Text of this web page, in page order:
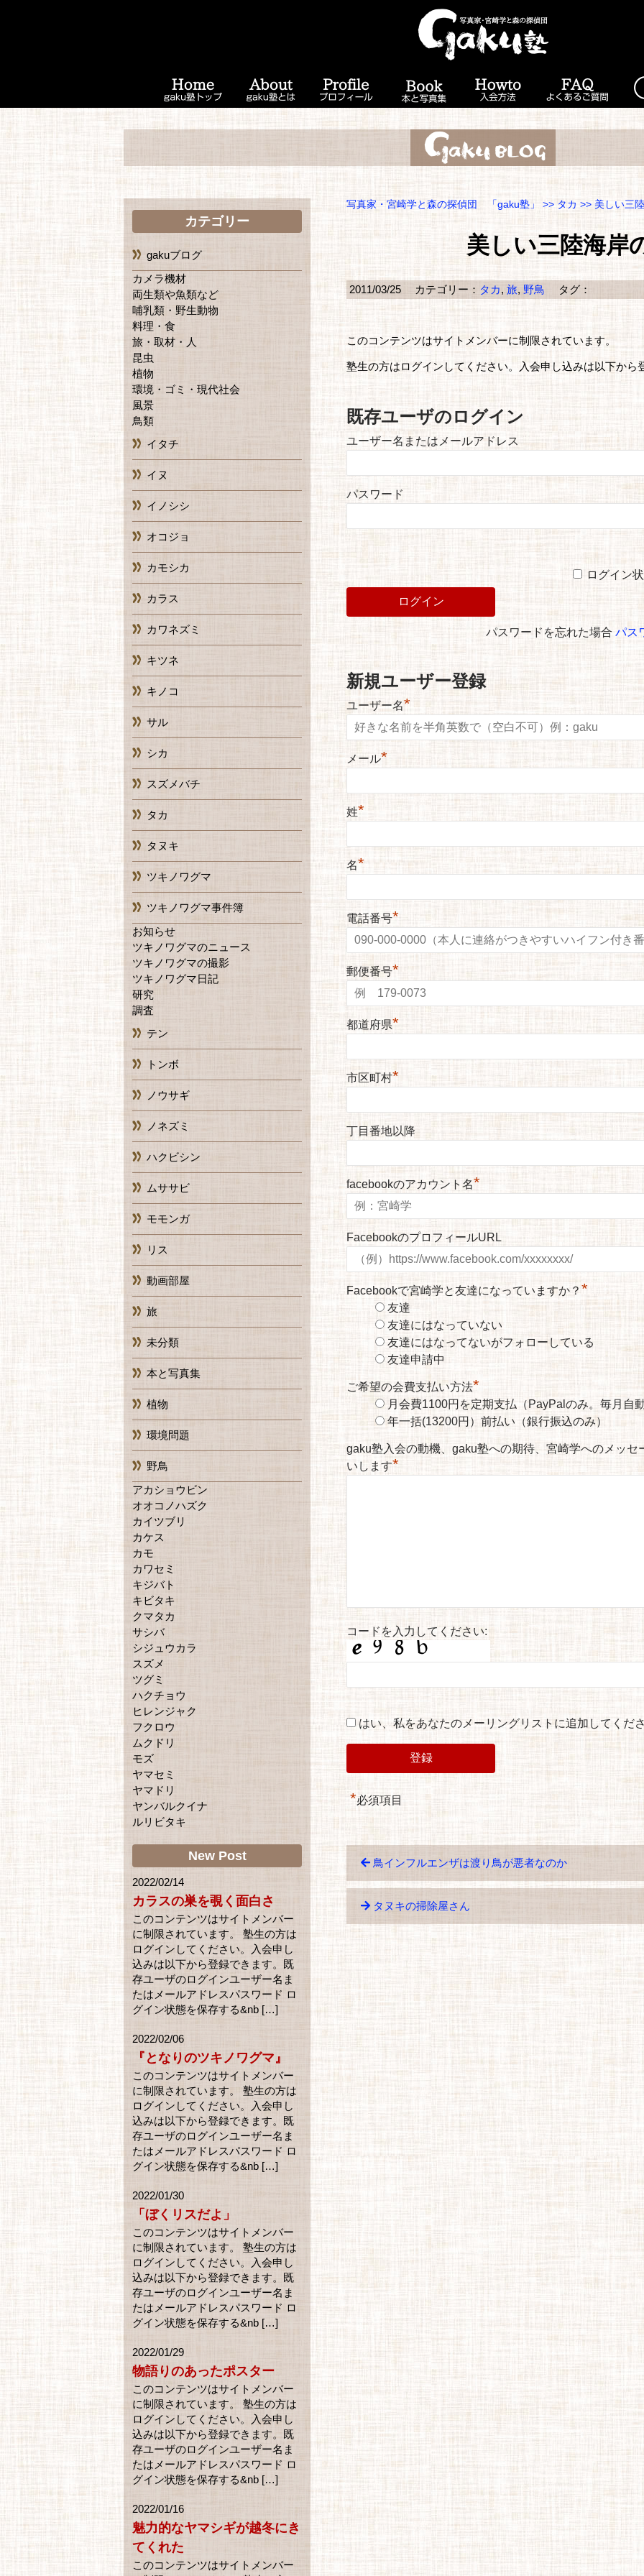
写真家・宮崎学と森の探偵団 「gaku塾」 >> タカ >> 美しい三
美しい三陸海岸
2011/03/25 カテゴリー： タカ, 旅, 野鳥 タグ：
このコンテンツはサイトメンバーに制限されています。
塾生の方はログインしてください。入会申し込みは以下から
既存ユーザのログイン
ユーザー名またはメールアドレス
パスワード
ログイン
パスワードを忘れた場合 パス
新規ユーザー登録
ユーザー名*
メール*
姓*
名*
電話番号*
郵便番号*
都道府県*
市区町村*
丁目番地以降
facebookのアカウント名*
FacebookのプロフィールURL
Facebookで宮崎学と友達になっていますか？ *
友達
友達にはなっていない
友達にはなってないがフォローしている
友達申請中
ご希望の会費支払い方法*
月会費1100円を定期支払（PayPalのみ。毎月自
年一括(13200円）前払い（銀行振込のみ）
gaku塾入会の動機、gaku塾への期待、宮崎学へのメッセ
いします*
コードを入力してください:
はい、私をあなたのメーリングリストに追加してくだ
*必須項目
鳥インフルエンザは渡り鳥が悪者なのか
タヌキの掃除屋さん
カテゴリー
gakuブログ
カメラ機材
両生類や魚類など
哺乳類・野生動物
料理・食
旅・取材・人
昆虫
植物
環境・ゴミ・現代社会
風景
鳥類
イタチ
イヌ
イノシシ
オコジョ
カモシカ
カラス
カワネズミ
キツネ
キノコ
サル
シカ
スズメバチ
タカ
タヌキ
ツキノワグマ
ツキノワグマ事件簿
お知らせ
ツキノワグマのニュース
ツキノワグマの撮影
ツキノワグマ日記
研究
調査
テン
トンボ
ノウサギ
ノネズミ
ハクビシン
ムササビ
モモンガ
リス
動画部屋
旅
未分類
本と写真集
植物
環境問題
野鳥
アカショウビン
オオコノハズク
カイツブリ
カケス
カモ
カワセミ
キジバト
キビタキ
クマタカ
サシバ
シジュウカラ
スズメ
ツグミ
ハクチョウ
ヒレンジャク
フクロウ
ムクドリ
モズ
ヤマセミ
ヤマドリ
ヤンバルクイナ
ルリビタキ
New Post
2022/02/14
カラスの巣を覗く面白さ
このコンテンツはサイトメンバー
に制限されています。 塾生の方は
ログインしてください。入会申し
込みは以下から登録できます。既
存ユーザのログインユーザー名ま
たはメールアドレスパスワード ロ
グイン状態を保存する&nb […]
2022/02/06
『となりのツキノワグマ』
このコンテンツはサイトメンバー
に制限されています。 塾生の方は
ログインしてください。入会申し
込みは以下から登録できます。既
存ユーザのログインユーザー名ま
たはメールアドレスパスワード ロ
グイン状態を保存する&nb […]
2022/01/30
「ぼくリスだよ」
このコンテンツはサイトメンバー
に制限されています。 塾生の方は
ログインしてください。入会申し
込みは以下から登録できます。既
存ユーザのログインユーザー名ま
たはメールアドレスパスワード ロ
グイン状態を保存する&nb […]
2022/01/29
物語りのあったポスター
このコンテンツはサイトメンバー
に制限されています。 塾生の方は
ログインしてください。入会申し
込みは以下から登録できます。既
存ユーザのログインユーザー名ま
たはメールアドレスパスワード ロ
グイン状態を保存する&nb […]
2022/01/16
魅力的なヤマシギが越冬にき
てくれた
このコンテンツはサイトメンバー